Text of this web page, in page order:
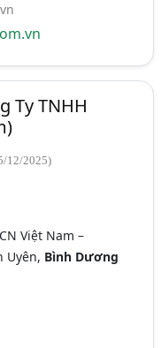
Ty TNHH
12/2025)
Việt Nam –
Uyên, Bình Dương